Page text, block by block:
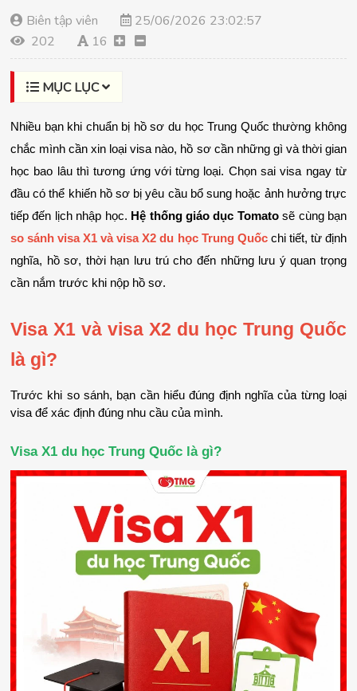
Biên tập viên
25/06/2026 23:02:57
202
16
MỤC LỤC
Nhiều bạn khi chuẩn bị hồ sơ du học Trung Quốc thường không
chắc mình cần xin loại visa nào, hồ sơ cần những gì và thời gian
học bao lâu thì tương ứng với từng loại. Chọn sai visa ngay từ
đầu có thể khiến hồ sơ bị yêu cầu bổ sung hoặc ảnh hưởng trực
tiếp đến lịch nhập học. Hệ thống giáo dục Tomato
so sánh visa X1 và visa X2 du học Trung Quốc chi tiết, từ định
nghĩa, hồ sơ, thời hạn lưu trú cho đến những lưu ý quan trọng
cần nắm trước khi nộp hồ sơ.
Visa X1 và visa X2 du học Trung Quốc
là gì?
Trước khi so sánh, bạn cần hiểu đúng định nghĩa của từng loại
visa để xác định đúng nhu cầu của mình.
Visa X1 du học Trung Quốc là gì?